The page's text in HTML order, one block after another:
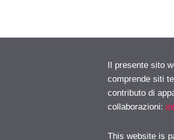
Il presente sito
comprende siti
contributo di
collaborazioni:
This website is